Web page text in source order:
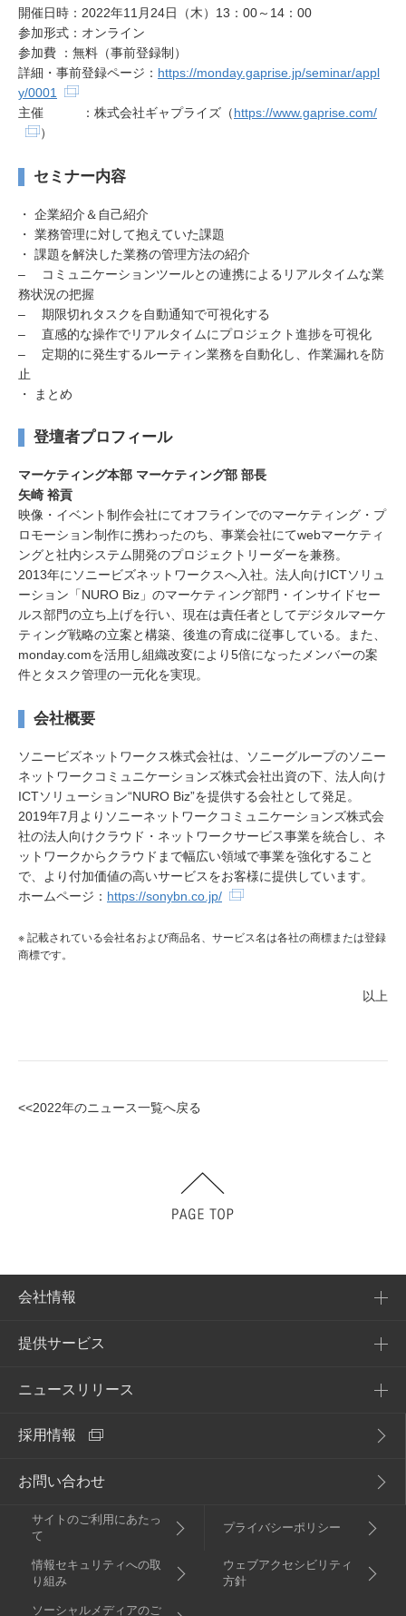
開催日時：2022年11月24日（木）13：00～14：00
参加形式：オンライン
参加費 ：無料（事前登録制）
詳細・事前登録ページ： https://monday.gaprise.jp/seminar/appl
y/0001
主催 ：株式会社ギャプライズ（https://www.gaprise.com/
）
セミナー内容
・ 企業紹介＆⾃⼰紹介
・ 業務管理に対して抱えていた課題
・ 課題を解決した業務の管理⽅法の紹介
– コミュニケーションツールとの連携によるリアルタイムな業
務状況の把握
– 期限切れタスクを⾃動通知で可視化する
– 直感的な操作でリアルタイムにプロジェクト進捗を可視化
– 定期的に発⽣するルーティン業務を⾃動化し、作業漏れを防
⽌
・ まとめ
登壇者プロフィール
マーケティング本部 マーケティング部 部長
矢崎 裕貢
映像・イベント制作会社にてオフラインでのマーケティング・プ
ロモーション制作に携わったのち、事業会社にてwebマーケティ
ングと社内システム開発のプロジェクトリーダーを兼務。
2013年にソニービズネットワークスへ入社。法人向けICTソリュ
ーション「NURO Biz」のマーケティング部門・インサイドセー
ルス部門の立ち上げを行い、現在は責任者としてデジタルマーケ
ティング戦略の立案と構築、後進の育成に従事している。また、
monday.comを活用し組織改変により5倍になったメンバーの案
件とタスク管理の一元化を実現。
会社概要
ソニービズネットワークス株式会社は、ソニーグループのソニー
ネットワークコミュニケーションズ株式会社出資の下、法人向け
ICTソリューション“NURO Biz”を提供する会社として発足。
2019年7月よりソニーネットワークコミュニケーションズ株式会
社の法人向けクラウド・ネットワークサービス事業を統合し、ネ
ットワークからクラウドまで幅広い領域で事業を強化すること
で、より付加価値の高いサービスをお客様に提供しています。
ホームページ： https://sonybn.co.jp/
※ 記載されている会社名および商品名、サービス名は各社の商標または登録
商標です。
以上
<<2022年のニュース一覧へ戻る
会社情報
会社概要
企業理念
アクセス
電子公告・決算公告
提供サービス
提供サービス一覧
NURO Biz
Enly
ニュースリリース
2026年
2025年
2024年
2023年
採用情報
お問い合わせ
サイトのご利用にあたっ
て
プライバシーポリシー
情報セキュリティへの取
り組み
ウェブアクセシビリティ
方針
ソーシャルメディアのご